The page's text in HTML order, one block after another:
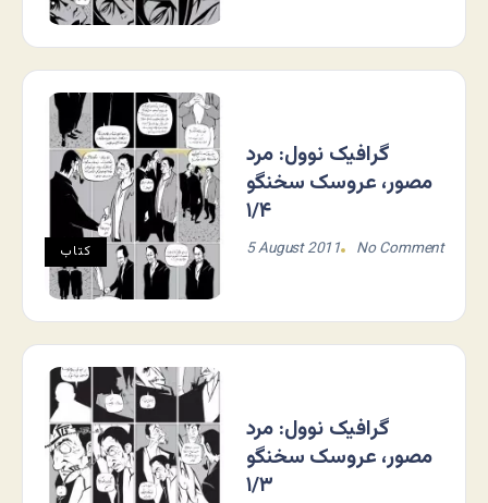
کتاب
گرافیک نوول: مرد
مصور، عروسک سخنگو
۱/۴
5 August 2011 No Comment
گرافیک نوول: مرد
مصور، عروسک سخنگو
۱/۳